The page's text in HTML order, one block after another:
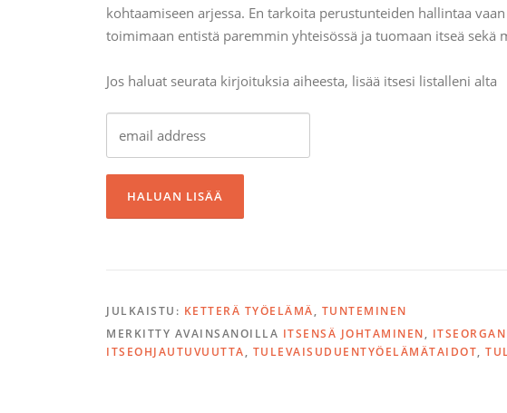
kohtaamiseen arjessa. En tarkoita perustunteiden hallintaa
toimimaan entistä paremmin yhteisössä ja tuomaan itseä sekä
Jos haluat seurata kirjoituksia aiheesta, lisää itsesi listalleni alta
JULKAISTU: KETTERÄ TYÖELÄMÄ, TUNTEMINEN
MERKITTY AVAINSANOILLA ITSENSÄ JOHTAMINEN,
ITSEOHJAUTUVUUTTA, TULEVAISUDUENTYÖELÄMÄTAIDOT,